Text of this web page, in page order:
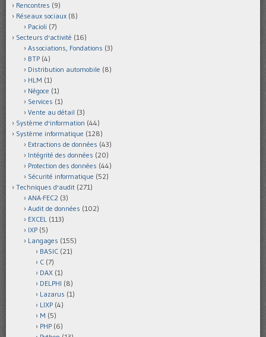
Rencontres (9)
Réseaux sociaux (8)
Pacioli (7)
Secteurs d'activité (16)
Associations, Fondations (3)
BTP (4)
Distribution automobile (8)
HLM (1)
Négoce (1)
Services (1)
Vente au détail (3)
Système d'information (44)
Système informatique (128)
Extractions de données (43)
Intégrité des données (20)
Protection des données (44)
Sécurité informatique (52)
Techniques d'audit (271)
ANA-FEC2 (3)
Audit de données (102)
EXCEL (113)
IXP (5)
Langages (155)
BASIC (21)
C (7)
DAX (1)
DELPHI (8)
Lazarus (1)
LIXP (4)
M (5)
PHP (6)